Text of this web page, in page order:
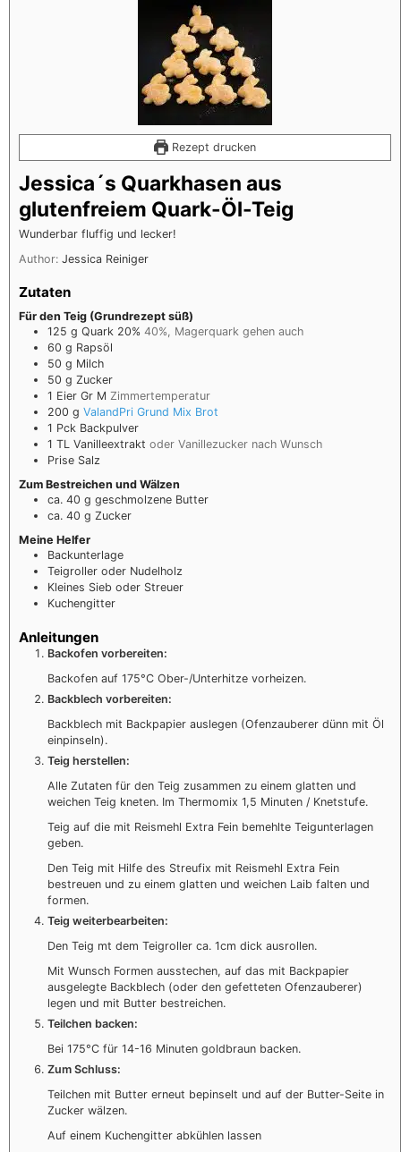
Rezept drucken
Jessica´s Quarkhasen aus
glutenfreiem Quark-Öl-Teig
Wunderbar fluffig und lecker!
Author: Jessica Reiniger
Zutaten
Für den Teig (Grundrezept süß)
125 g Quark 20% 40%, Magerquark gehen auch
60 g Rapsöl
50 g Milch
50 g Zucker
1 Eier Gr M Zimmertemperatur
200 g ValandPri Grund Mix Brot
1 Pck Backpulver
1 TL Vanilleextrakt oder Vanillezucker nach Wunsch
Prise Salz
Zum Bestreichen und Wälzen
ca. 40 g geschmolzene Butter
ca. 40 g Zucker
Meine Helfer
Backunterlage
Teigroller oder Nudelholz
Kleines Sieb oder Streuer
Kuchengitter
Anleitungen
Backofen vorbereiten:
Backofen auf 175°C Ober-/Unterhitze vorheizen.
Backblech vorbereiten:
Backblech mit Backpapier auslegen (Ofenzauberer dünn mit Öl
einpinseln).
Teig herstellen:
Alle Zutaten für den Teig zusammen zu einem glatten und
weichen Teig kneten. Im Thermomix 1,5 Minuten / Knetstufe.
Teig auf die mit Reismehl Extra Fein bemehlte Teigunterlagen
geben.
Den Teig mit Hilfe des Streufix mit Reismehl Extra Fein
bestreuen und zu einem glatten und weichen Laib falten und
formen.
Teig weiterbearbeiten:
Den Teig mt dem Teigroller ca. 1cm dick ausrollen.
Mit Wunsch Formen ausstechen, auf das mit Backpapier
ausgelegte Backblech (oder den gefetteten Ofenzauberer)
legen und mit Butter bestreichen.
Teilchen backen:
Bei 175°C für 14-16 Minuten goldbraun backen.
Zum Schluss:
Teilchen mit Butter erneut bepinselt und auf der Butter-Seite in
Zucker wälzen.
Auf einem Kuchengitter abkühlen lassen